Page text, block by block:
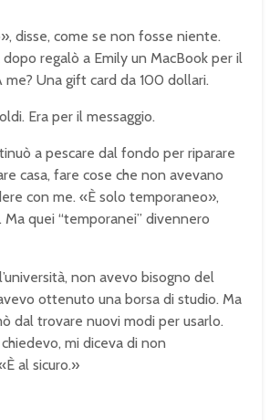
disse, come se non fosse niente.
regalò a Emily un MacBook per il
me? Una gift card da 100 dollari.
Era per il messaggio.
a pescare dal fondo per riparare
casa, fare cose che non avevano
con me. «È solo temporaneo»,
Ma quei “temporanei” divennero
non avevo bisogno del
ottenuto una borsa di studio. Ma
dal trovare nuovi modi per usarlo.
mi diceva di non
al sicuro.»